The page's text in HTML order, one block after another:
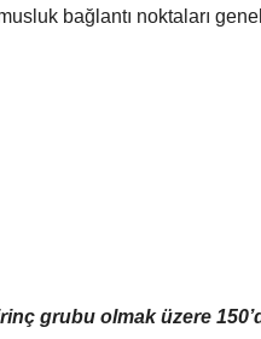
bağlantı noktaları
grubu olmak üzere